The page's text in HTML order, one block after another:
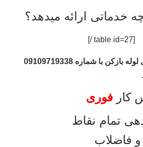
خدماتی ارائه میدهد؟
[table id=27 /]
برای درخواست فوری لوله بازکن با شماره 09109719338
کار فوری
تمام نقاط
و فاضلاب